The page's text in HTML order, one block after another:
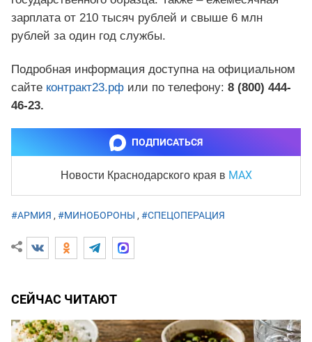
зарплата от 210 тысяч рублей и свыше 6 млн
рублей за один год службы.
Подробная информация доступна на официальном
сайте контракт23.рф или по телефону: 8 (800) 444-
46-23.
ПОДПИСАТЬСЯ
Новости Краснодарского края в MAX
#АРМИЯ , #МИНОБОРОНЫ , #СПЕЦОПЕРАЦИЯ
СЕЙЧАС ЧИТАЮТ